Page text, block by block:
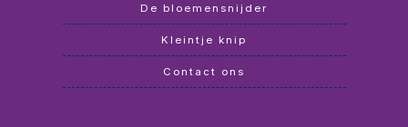
De bloemensnijder
Kleintje knip
Contact ons